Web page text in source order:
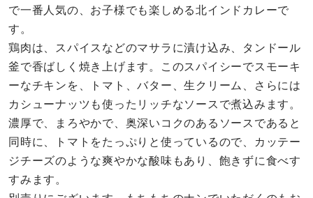
で一番人気の、お子様でも楽しめる北インドカレーで
す。
鶏肉は、スパイスなどのマサラに漬け込み、タンドール
釜で香ばしく焼き上げます。このスパイシーでスモーキ
ーなチキンを、トマト、バター、生クリーム、さらには
カシューナッツも使ったリッチなソースで煮込みます。
濃厚で、まろやかで、奥深いコクのあるソースであると
同時に、トマトをたっぷりと使っているので、カッテー
ジチーズのような爽やかな酸味もあり、飽きずに食べす
すみます。